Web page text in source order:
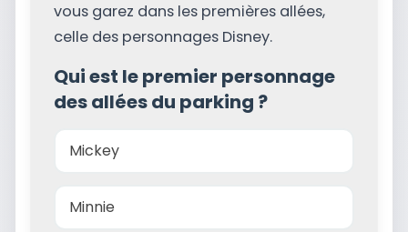
vous garez dans les premières allées,
celle des personnages Disney.
Qui est le premier personnage
des allées du parking ?
Mickey
Minnie